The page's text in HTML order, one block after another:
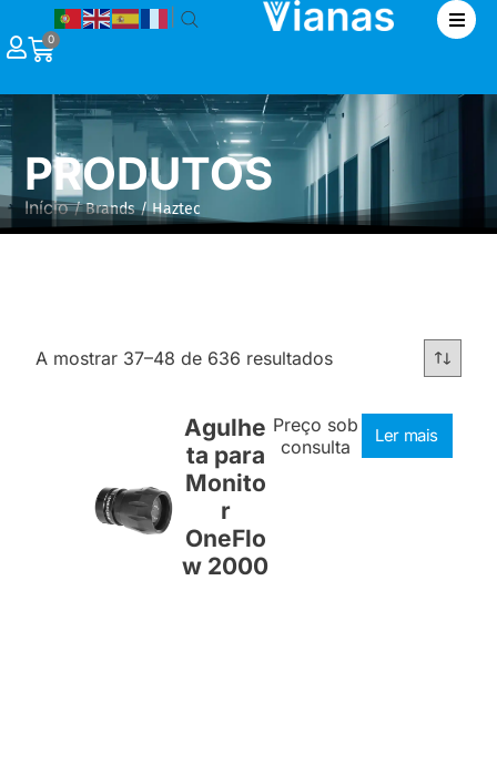
0
PRODUTOS
Início/ Brands / Haztec
A mostrar 37–48 de 636 resultados
Agulhe
ta para
Monito
r
OneFlo
w 2000
Preço sob
consulta
Ler mais